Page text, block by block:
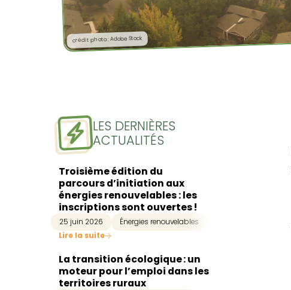
crédit photo : Adobe Stock
LES DERNIÈRES
ACTUALITÉS
Troisième édition du
parcours d’initiation aux
énergies renouvelables : les
inscriptions sont ouvertes !
25 juin 2026
Énergies renouvelables
Lire la suite
La transition écologique : un
moteur pour l’emploi dans les
territoires ruraux